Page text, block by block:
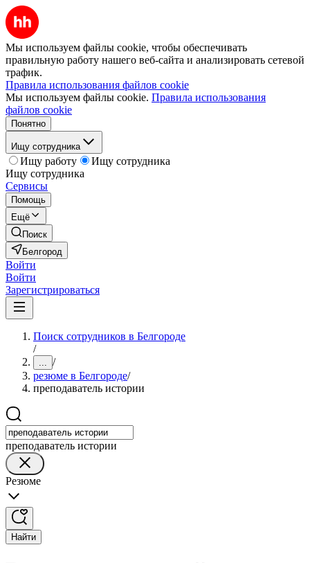
Мы используем файлы cookie, чтобы обеспечивать
правильную работу нашего веб-сайта и анализировать сетевой
трафик.
Правила использования файлов cookie
Мы используем файлы cookie. Правила использования
файлов cookie
Понятно
Ищу сотрудника
Ищу работу
Ищу сотрудника
Ищу сотрудника
Сервисы
Помощь
Ещё
Поиск
Белгород
Войти
Войти
Зарегистрироваться
Поиск сотрудников в Белгороде
/
... /
резюме в Белгороде/
преподаватель истории
преподаватель истории
Резюме
Найти